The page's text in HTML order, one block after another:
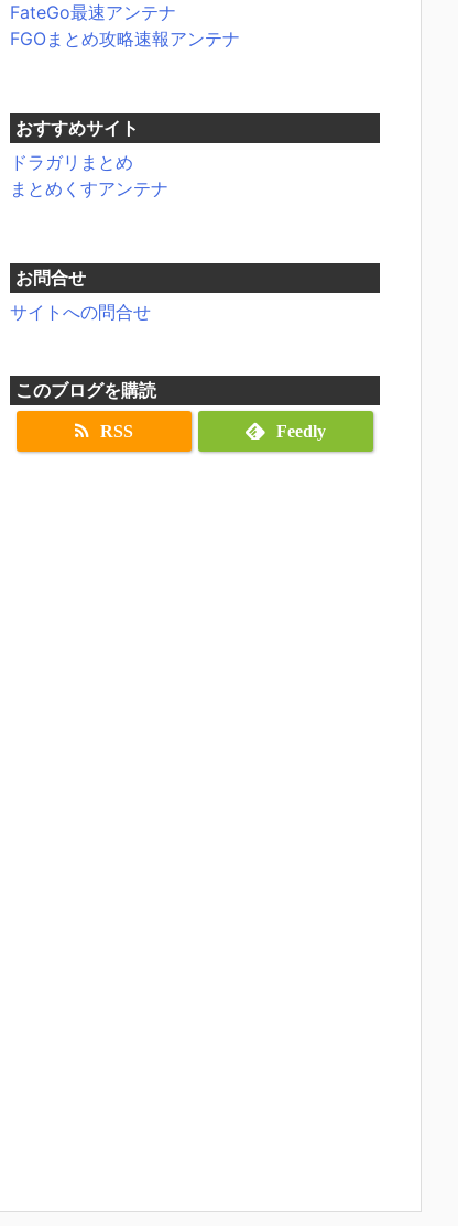
FateGo最速アンテナ
FGOまとめ攻略速報アンテナ
おすすめサイト
ドラガリまとめ
まとめくすアンテナ
お問合せ
サイトへの問合せ
このブログを購読
RSS Feedly